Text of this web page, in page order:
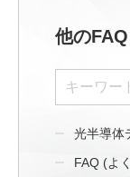
他の
光半導体
FAQ (よ